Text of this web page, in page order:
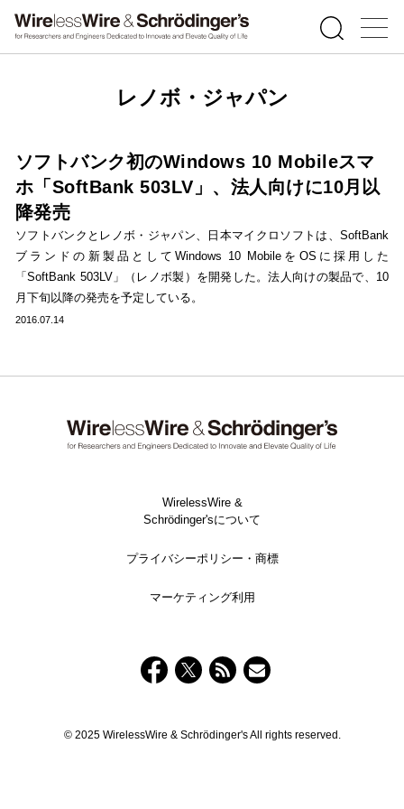
レノボ・ジャパン
ソフトバンク初のWindows 10 Mobileスマ
ホ「SoftBank 503LV」、法人向けに10月以
降発売
ソフトバンクとレノボ・ジャパン、日本マイクロソフトは、SoftBank
ブランドの新製品としてWindows 10 MobileをOSに採用した
「SoftBank 503LV」（レノボ製）を開発した。法人向けの製品で、10
月下旬以降の発売を予定している。
2016.07.14
WirelessWire &
Schrödinger'sについて
プライバシーポリシー・商標
マーケティング利用
© 2025 WirelessWire & Schrödinger's All rights reserved.